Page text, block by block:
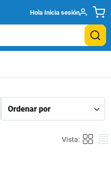
Hola Inicia sesión